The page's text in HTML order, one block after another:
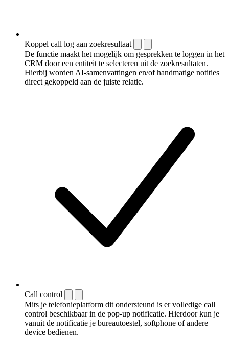
Koppel call log aan zoekresultaat
De functie maakt het mogelijk om gesprekken te loggen in het
CRM door een entiteit te selecteren uit de zoekresultaten.
Hierbij worden AI-samenvattingen en/of handmatige notities
direct gekoppeld aan de juiste relatie.
Call control
Mits je telefonieplatform dit ondersteund is er volledige call
control beschikbaar in de pop-up notificatie. Hierdoor kun je
vanuit de notificatie je bureautoestel, softphone of andere
device bedienen.